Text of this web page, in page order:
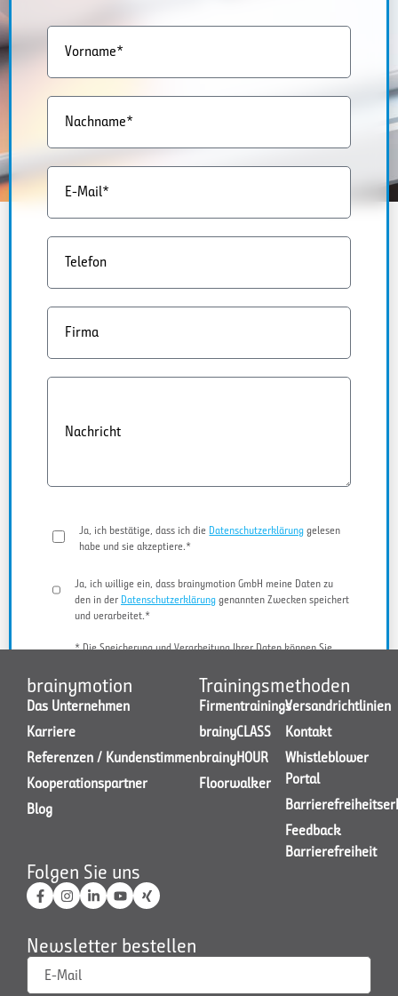
Vorname*
Nachname*
E-Mail*
Telefon
Firma
Nachricht
Ja, ich bestätige, dass ich die Datenschutzerklärung gelesen
habe und sie akzeptiere.*
Ja, ich willige ein, dass brainymotion GmbH meine Daten zu
den in der Datenschutzerklärung genannten Zwecken speichert
und verarbeitet.*
* Die Speicherung und Verarbeitung Ihrer Daten können Sie
JETZT KONTAKT AUFNEHMEN
brainymotion
Das Unternehmen
Karriere
Referenzen / Kundenstimmen
Kooperationspartner
Blog
Trainingsmethoden
Firmentrainings
brainyCLASS
brainyHOUR
Floorwalker
Versandrichtlinien
Kontakt
Whistleblower
Portal
Feedback
Barrierefreiheit
Folgen Sie uns
Newsletter bestellen
E-Mail